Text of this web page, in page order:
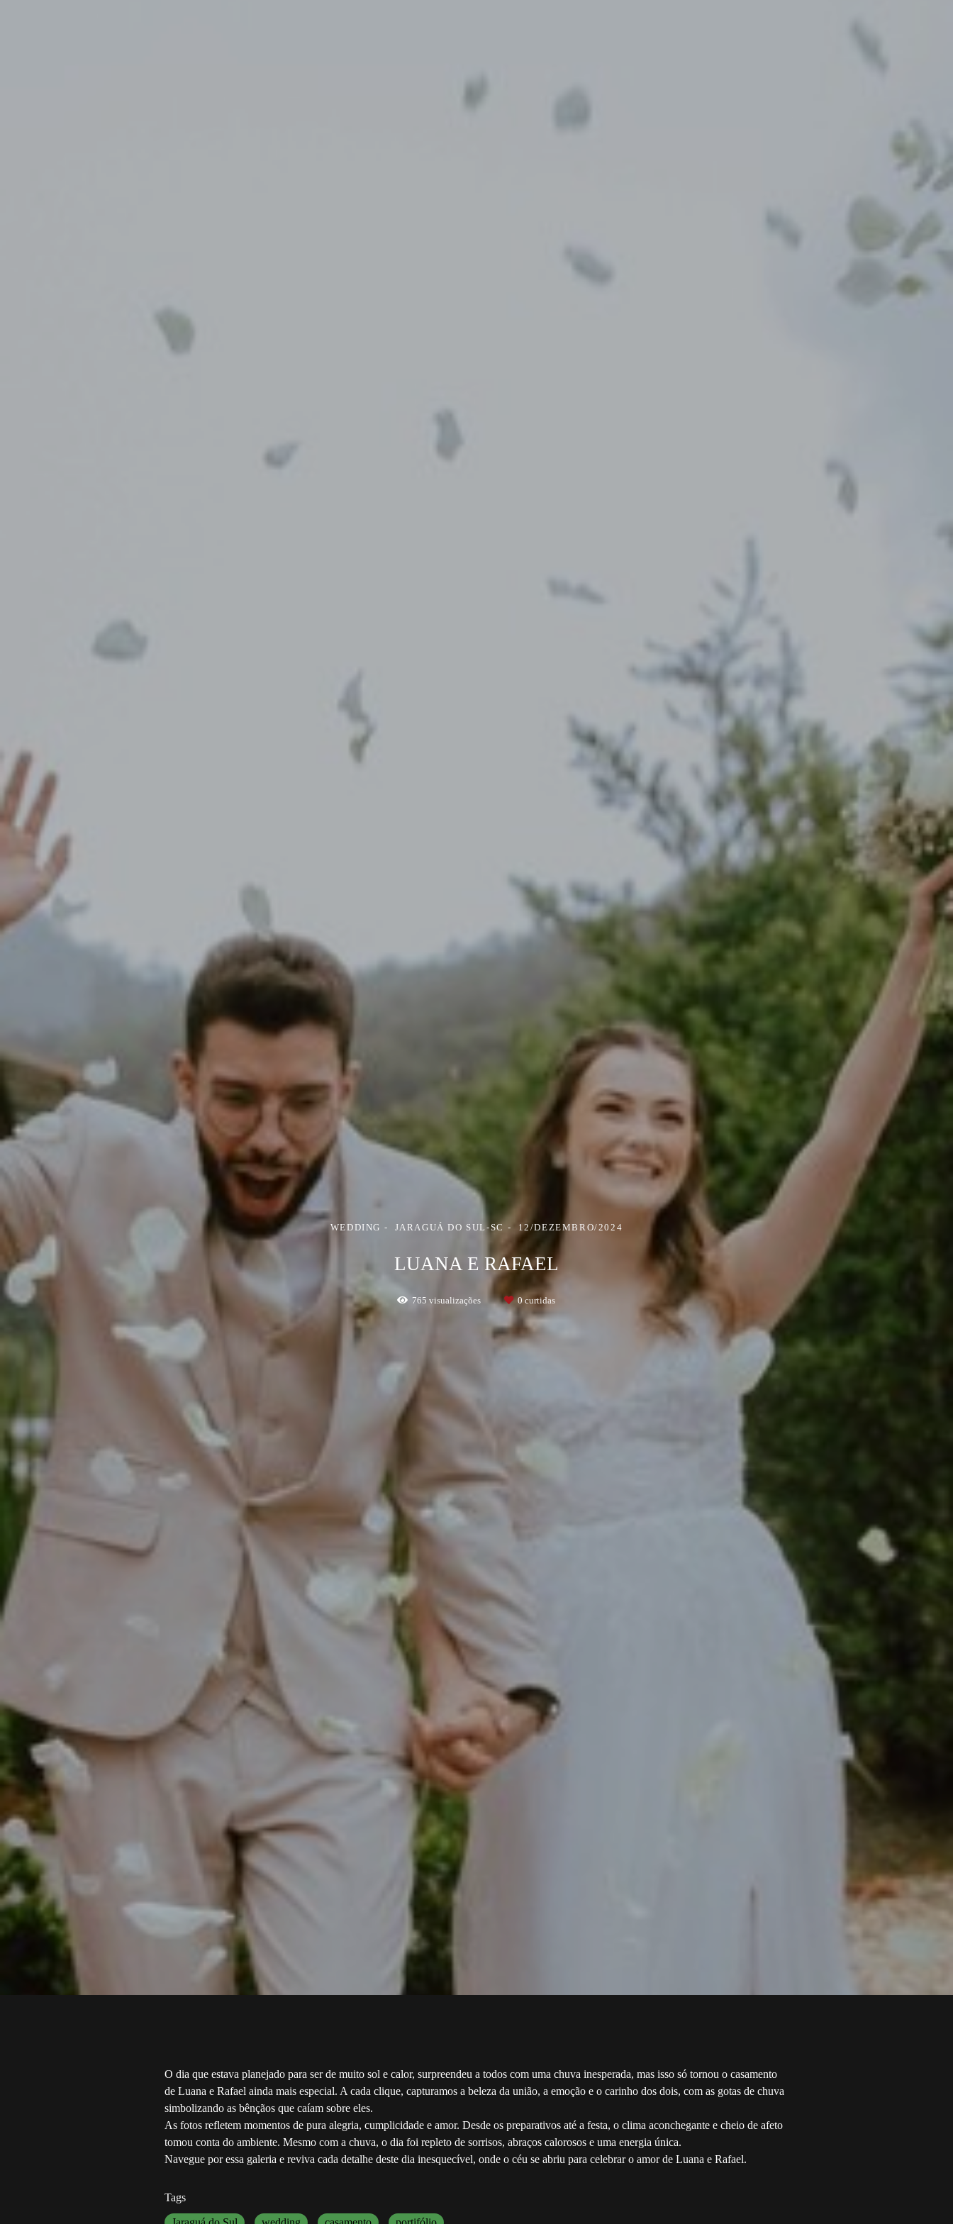
WEDDING JARAGUÁ DO SUL-SC 12/DEZEMBRO/2024
LUANA E RAFAEL
765 visualizações 0 curtidas
O dia que estava planejado para ser de muito sol e calor, surpreendeu a todos com uma chuva inesperada, mas isso só tornou o casamento
de Luana e Rafael ainda mais especial. A cada clique, capturamos a beleza da união, a emoção e o carinho dos dois, com as gotas de chuva
simbolizando as bênçãos que caíam sobre eles.
As fotos refletem momentos de pura alegria, cumplicidade e amor. Desde os preparativos até a festa, o clima aconchegante e cheio de afeto
tomou conta do ambiente. Mesmo com a chuva, o dia foi repleto de sorrisos, abraços calorosos e uma energia única.
Navegue por essa galeria e reviva cada detalhe deste dia inesquecível, onde o céu se abriu para celebrar o amor de Luana e Rafael.
Tags